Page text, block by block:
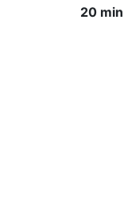
20 min